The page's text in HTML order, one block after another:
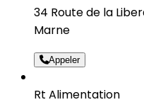
34 Route de la
Marne
Appeler
Rt Alimentation